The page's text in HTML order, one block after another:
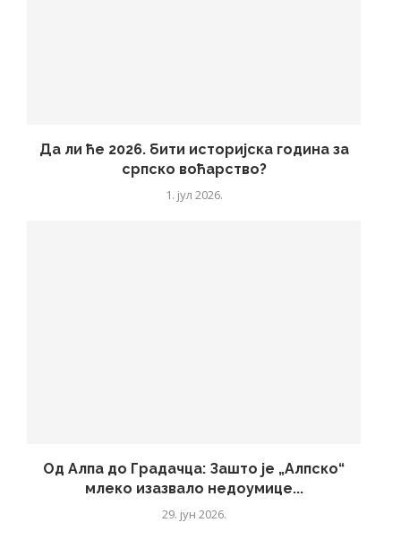
Да ли ће 2026. бити историјска година за
српско воћарство?
1. јул 2026.
Од Алпа до Градачца: Зашто је „Алпско“
млеко изазвало недоумице...
29. јун 2026.